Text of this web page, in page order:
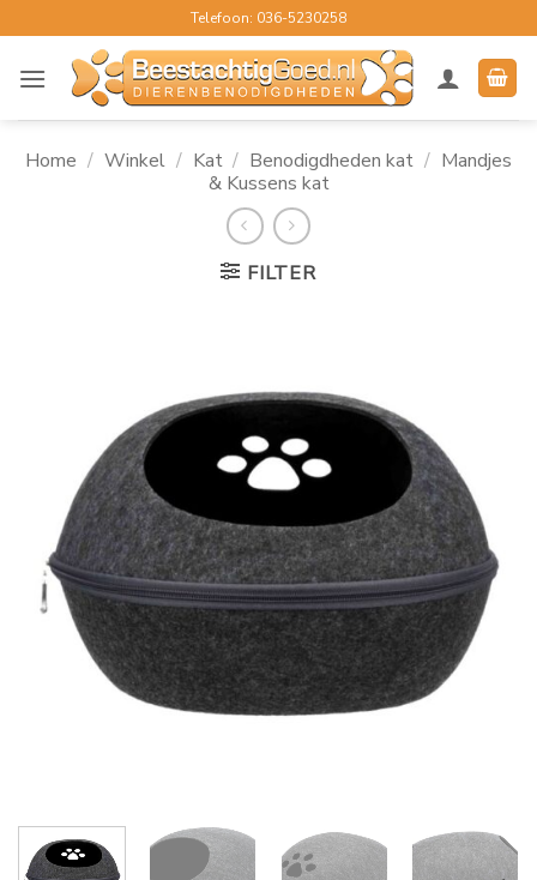
naar
inhoud
Telefoon: 036-5230258
Home / Winkel / Kat / Benodigdheden kat / Mandjes
& Kussens kat
FILTER